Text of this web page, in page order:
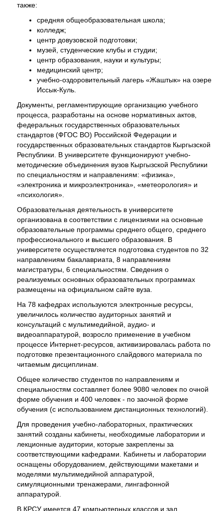
также:
средняя общеобразовательная школа;
колледж;
центр довузовской подготовки;
музей, студенческие клубы и студии;
центр образования, науки и культуры;
медицинский центр;
учебно-оздоровительный лагерь «Жаштык» на озере
Иссык-Куль.
Документы, регламентирующие организацию учебного
процесса, разработаны на основе нормативных актов,
федеральных государственных образовательных
стандартов (ФГОС ВО) Российской Федерации и
государственных образовательных стандартов Кыргызской
Республики. В университете функционируют учебно-
методические объединения вузов Кыргызской Республики
по специальностям и направлениям: «физика»,
«электроника и микроэлектроника», «метеорология» и
«психология».
Образовательная деятельность в университете
организована в соответствии с лицензиями на основные
образовательные программы среднего общего, среднего
профессионального и высшего образования. В
университете осуществляется подготовка студентов по 32
направлениям бакалавриата, 8 направлениям
магистратуры, 6 специальностям. Сведения о
реализуемых основных образовательных программах
размещены на официальном сайте вуза.
На 78 кафедрах используются электронные ресурсы,
увеличилось количество аудиторных занятий и
консультаций с мультимедийной, аудио- и
видеоаппаратурой, возросло применение в учебном
процессе Интернет-ресурсов, активизировалась работа по
подготовке презентационного слайдового материала по
читаемым дисциплинам.
Общее количество студентов по направлениям и
специальностям составляет более 9080 человек по очной
форме обучения и 400 человек - по заочной форме
обучения (с использованием дистанционных технологий).
Для проведения учебно-лабораторных, практических
занятий созданы кабинеты, необходимые лаборатории и
лекционные аудитории, которые закреплены за
соответствующими кафедрами. Кабинеты и лаборатории
оснащены оборудованием, действующими макетами и
моделями мультимедийной аппаратурой,
симуляционными тренажерами, лингафонной
аппаратурой.
В КРСУ имеется 47 компьютерных классов и зал